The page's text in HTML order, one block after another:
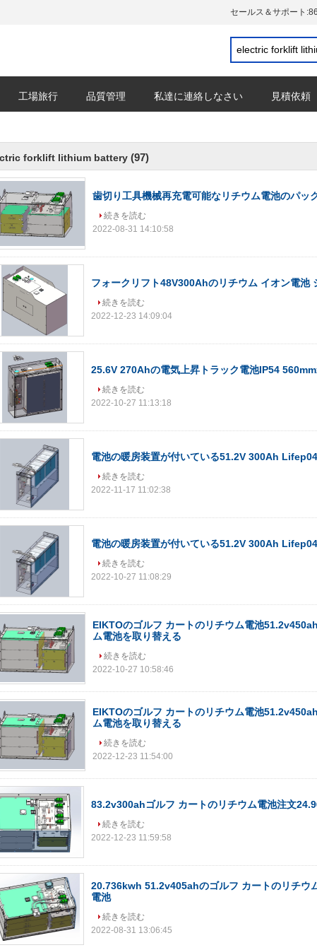
セールス＆サポート:
工場旅行 品質管理 私達に連絡しなさい 見積依頼
forklift lithium battery (97)
歯切り工具機械再充電可能なリチウム電池のパッ
続きを読む
2022-08-31 14:10:58
フォークリフト48V300Ahのリチウム イオン電池
続きを読む
2022-12-23 14:09:04
25.6V 270Ahの電気上昇トラック電池IP54
続きを読む
2022-10-27 11:13:18
電池の暖房装置が付いている51.2V 300Ah
続きを読む
2022-11-17 11:02:38
電池の暖房装置が付いている51.2V 300Ah
続きを読む
2022-10-27 11:08:29
EIKTOのゴルフ カートのリチウム電池
ム電池を取り替える
続きを読む
2022-10-27 10:58:46
EIKTOのゴルフ カートのリチウム電池
ム電池を取り替える
続きを読む
2022-12-23 11:54:00
83.2v300ahゴルフ カートのリチウム電池注文
続きを読む
2022-12-23 11:59:58
20.736kwh 51.2v405ahのゴルフ カートのリチウ
電池
続きを読む
2022-08-31 13:06:45